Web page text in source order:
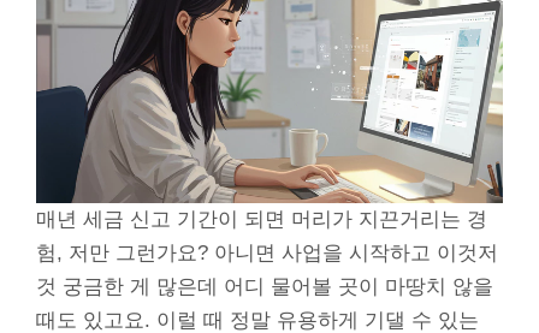
매년 세금 신고 기간이 되면 머리가 지끈거리는 경
험, 저만 그런가요? 아니면 사업을 시작하고 이것저
것 궁금한 게 많은데 어디 물어볼 곳이 마땅치 않을
때도 있고요. 이럴 때 정말 유용하게 기댈 수 있는